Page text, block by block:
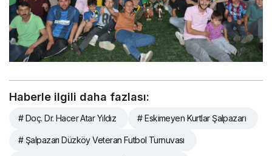
y
e
Haberle ilgili daha fazlası:
# Doç. Dr. Hacer Atar Yıldız # Eskimeyen Kurtlar Şalpazarı
# Şalpazarı Düzköy Veteran Futbol Turnuvası